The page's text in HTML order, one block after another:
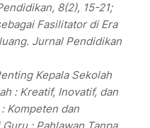
8(2), 15-21;
Fasilitator di Era
Jurnal Pendidikan
Kepala Sekolah
: Kreatif, Inovatif, dan
Kompeten dan